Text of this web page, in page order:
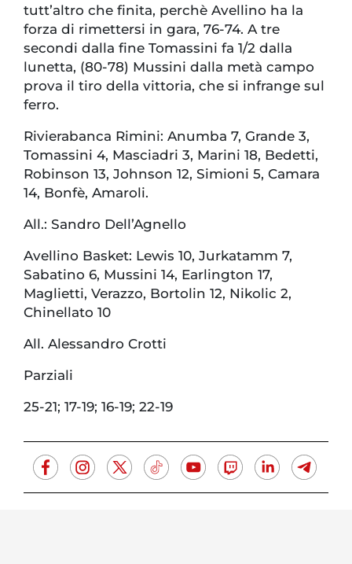
tutt’altro che finita, perchè Avellino ha la
forza di rimettersi in gara, 76-74. A tre
secondi dalla fine Tomassini fa 1/2 dalla
lunetta, (80-78) Mussini dalla metà campo
prova il tiro della vittoria, che si infrange sul
ferro.
Rivierabanca Rimini: Anumba 7, Grande 3,
Tomassini 4, Masciadri 3, Marini 18, Bedetti,
Robinson 13, Johnson 12, Simioni 5, Camara
14, Bonfè, Amaroli.
All.: Sandro Dell’Agnello
Avellino Basket: Lewis 10, Jurkatamm 7,
Sabatino 6, Mussini 14, Earlington 17,
Maglietti, Verazzo, Bortolin 12, Nikolic 2,
Chinellato 10
All. Alessandro Crotti
Parziali
25-21; 17-19; 16-19; 22-19